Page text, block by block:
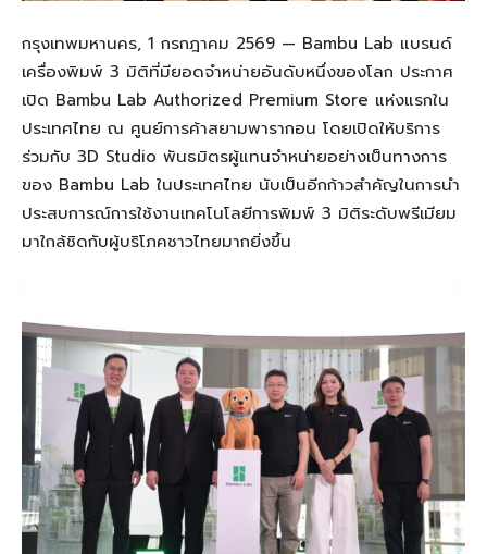
กรุงเทพมหานคร, 1 กรกฎาคม 2569 — Bambu Lab แบรนด์
เครื่องพิมพ์ 3 มิติที่มียอดจำหน่ายอันดับหนึ่งของโลก ประกาศ
เปิด Bambu Lab Authorized Premium Store แห่งแรกใน
ประเทศไทย ณ ศูนย์การค้าสยามพารากอน โดยเปิดให้บริการ
ร่วมกับ 3D Studio พันธมิตรผู้แทนจำหน่ายอย่างเป็นทางการ
ของ Bambu Lab ในประเทศไทย นับเป็นอีกก้าวสำคัญในการนำ
ประสบการณ์การใช้งานเทคโนโลยีการพิมพ์ 3 มิติระดับพรีเมียม
มาใกล้ชิดกับผู้บริโภคชาวไทยมากยิ่งขึ้น